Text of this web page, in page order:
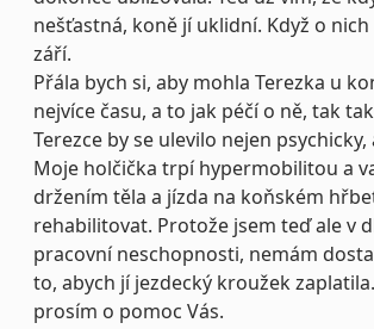
nešťastná, koně jí uklidní. Když o
září.
Přála bych si, aby mohla Terezka u
nejvíce času, a to jak péčí o ně, tak
Terezce by se ulevilo nejen psychicky,
Moje holčička trpí hypermobilitou a
držením těla a jízda na koňském
rehabilitovat. Protože jsem teď ale v
pracovní neschopnosti, nemám
to, abych jí jezdecký kroužek
prosím o pomoc Vás.